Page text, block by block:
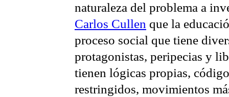
naturaleza del problema a
Carlos Cullen que la
proceso social que tiene
protagonistas, peripecias y
tienen lógicas propias,
restringidos, movimientos